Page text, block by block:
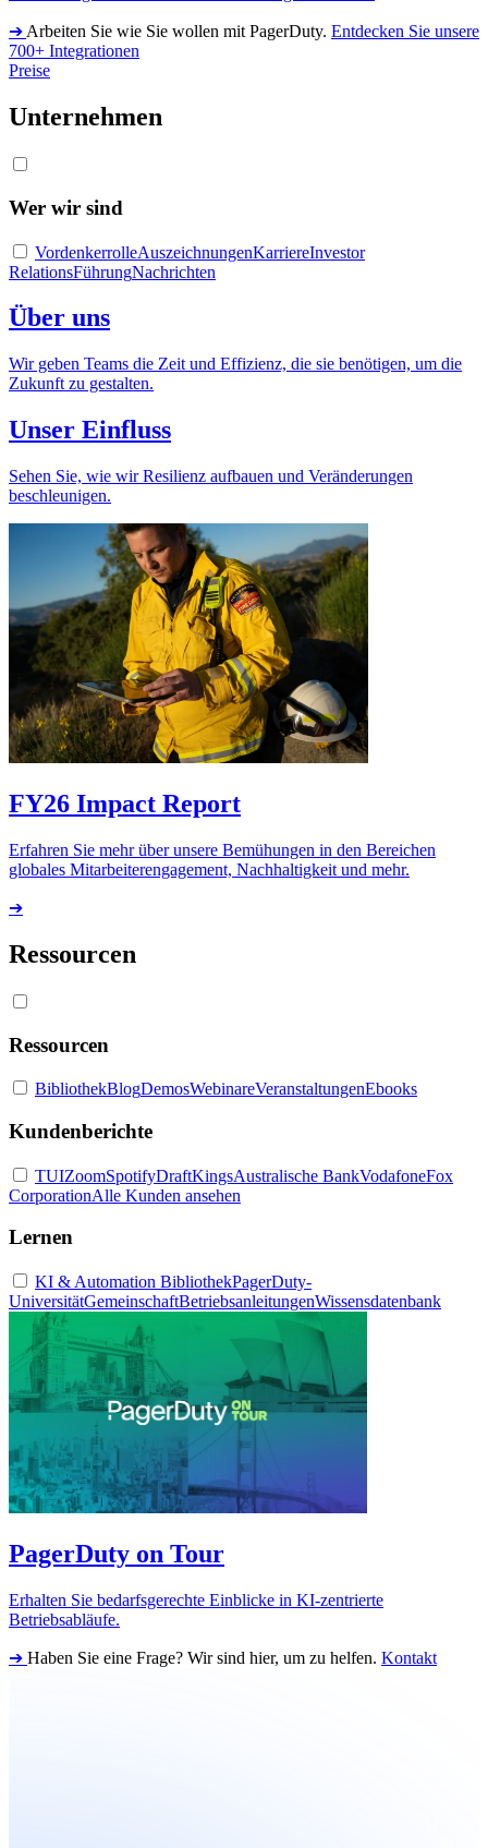
➔ Arbeiten Sie wie Sie wollen mit PagerDuty. Entdecken Sie unsere
700+ Integrationen
Preise
Unternehmen
Wer wir sind
VordenkerrolleAuszeichnungenKarriereInvestor
RelationsFührungNachrichten
Über uns
Wir geben Teams die Zeit und Effizienz, die sie benötigen, um die
Zukunft zu gestalten.
Unser Einfluss
Sehen Sie, wie wir Resilienz aufbauen und Veränderungen
beschleunigen.
FY26 Impact Report
Erfahren Sie mehr über unsere Bemühungen in den Bereichen
globales Mitarbeiterengagement, Nachhaltigkeit und mehr.
➔
Ressourcen
Ressourcen
BibliothekBlogDemosWebinareVeranstaltungenEbooks
Kundenberichte
TUIZoomSpotifyDraftKingsAustralische BankVodafoneFox
CorporationAlle Kunden ansehen
Lernen
KI & Automation BibliothekPagerDuty-
UniversitätGemeinschaftBetriebsanleitungenWissensdatenbank
PagerDuty on Tour
Erhalten Sie bedarfsgerechte Einblicke in KI-zentrierte
Betriebsabläufe.
➔ Haben Sie eine Frage? Wir sind hier, um zu helfen. Kontakt